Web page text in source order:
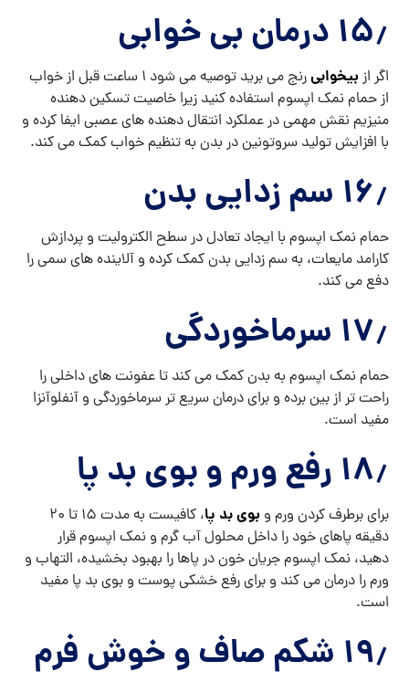
۱۵٫ درمان بی خوابی
اگر ازبیخوابی
رنج می برید توصیه می شود ۱ ساعت قبل از خواب
از حمام نمک اپسوم استفاده کنید زیرا خاصیت تسکین دهنده
منیزیم نقش مهمی در عملکرد انتقال دهنده های عصبی ایفا کرده و
با افزایش تولید سروتونین در بدن به تنظیم خواب کمک می کند.
۱۶٫ سم زدایی بدن
حمام نمک اپسوم با ایجاد تعادل در سطح الکترولیت و پردازش
کارامد مایعات، به سم زدایی بدن کمک کرده و آلاینده های سمی را
دفع می کند.
۱۷٫ سرماخوردگی
حمام نمک اپسوم به بدن کمک می کند تا عفونت های داخلی را
راحت تر از بین برده و برای درمان سریع تر سرماخوردگی و آنفلوآنزا
مفید است.
۱۸٫ رفع ورم و بوی بد پا
برای برطرف کردن ورم وبوی بد پا
، کافیست به مدت ۱۵ تا ۲۰
دقیقه پاهای خود را داخل محلول آب گرم و نمک اپسوم قرار
دهید، نمک اپسوم جریان خون در پاها را بهبود بخشیده، التهاب و
ورم را درمان می کند و برای رفع خشکی پوست و بوی بد پا مفید
است.
۱۹٫ شکم صاف و خوش فرم